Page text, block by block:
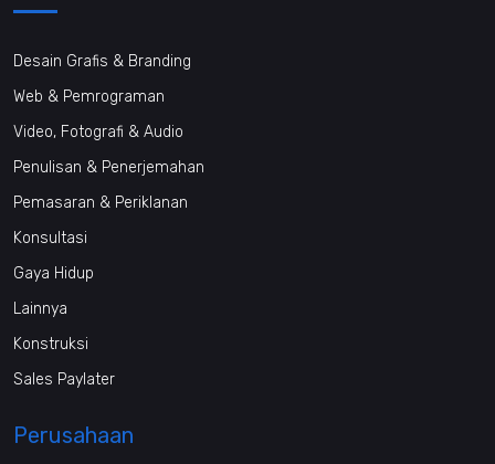
Desain Grafis & Branding
Web & Pemrograman
Video, Fotografi & Audio
Penulisan & Penerjemahan
Pemasaran & Periklanan
Konsultasi
Gaya Hidup
Lainnya
Konstruksi
Sales Paylater
Perusahaan